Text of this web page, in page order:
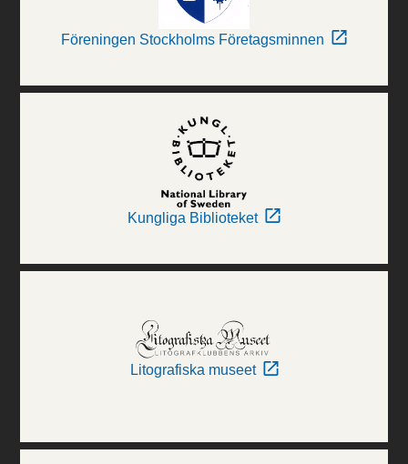
Föreningen Stockholms Företagsminnen
Kungliga Biblioteket
Litografiska museet